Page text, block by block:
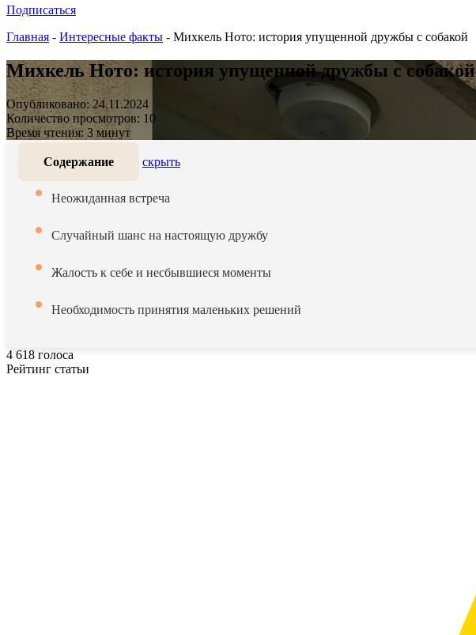
Подписаться
Главная - Интересные факты - Михкель Ното: история упущенной дружбы с собакой
Михкель Ното: история упущенной дружбы с собакой
Опубликовано: 24.11.2024
Количество просмотров: 10
Время чтения: 3 минут
Содержание скрыть
Неожиданная встреча
Случайный шанс на настоящую дружбу
Жалость к себе и несбывшиеся моменты
Необходимость принятия маленьких решений
4 618 голоса
Рейтинг статьи